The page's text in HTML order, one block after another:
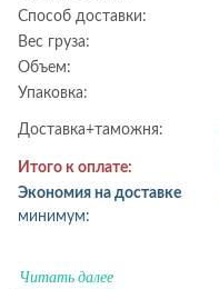
Способ доставки:
Вес груза:
Объем:
Упаковка:
Доставка+таможня:
Итого к оплате:
Экономия на доставке
минимум:
Читать далее